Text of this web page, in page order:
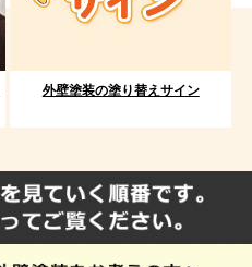
外壁塗装の塗り替えサイン